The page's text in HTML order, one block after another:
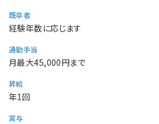
既卒者
経験年数に応じます
通勤手当
月最大45,000円まで
昇給
年1回
賞与